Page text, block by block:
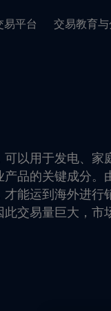
易平台 交易教育与
以用于发电、家
品的关键成分。
能运到海外进行
交易量巨大，市